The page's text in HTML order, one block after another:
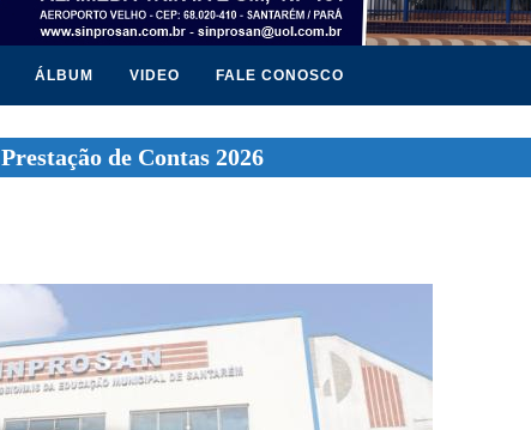
ÁLBUM VIDEO FALE CONOSCO
Prestação de Contas 2026